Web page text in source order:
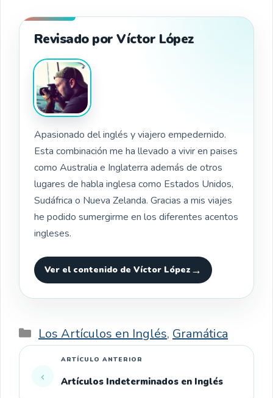
Revisado por Víctor López
Apasionado del inglés y viajero empedernido.
Esta combinación me ha llevado a vivir en paises
como Australia e Inglaterra además de otros
lugares de habla inglesa como Estados Unidos,
Sudáfrica o Nueva Zelanda. Gracias a mis viajes
he podido sumergirme en los diferentes acentos
ingleses.
Ver el contenido de Víctor López
Categorías
Los Artículos en Inglés, Gramática
Artículos Indeterminados en Inglés